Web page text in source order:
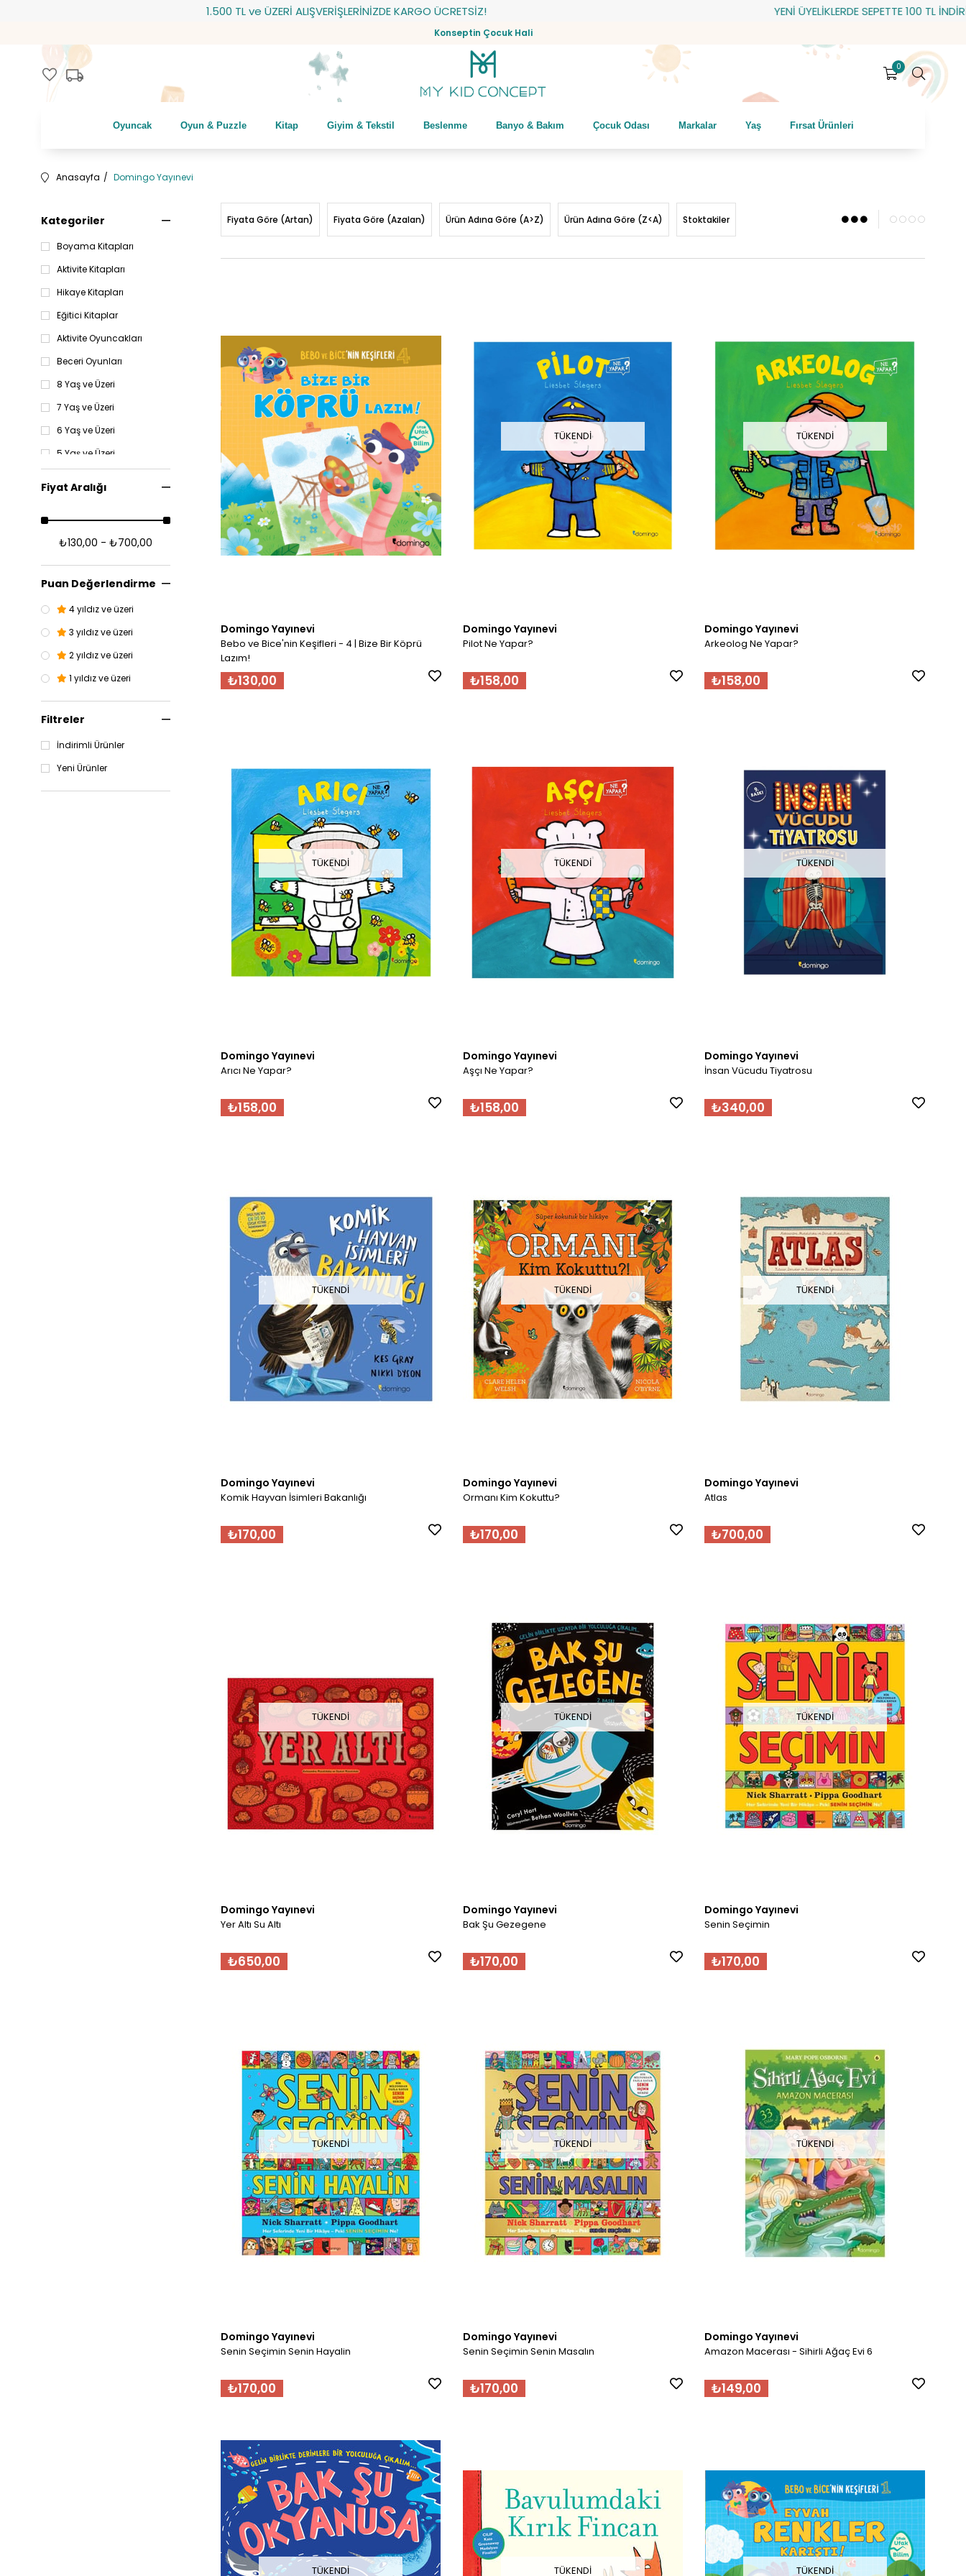
1.500 TL ve ÜZERİ ALIŞVERİŞLERİNİZDE KARGO ÜCRETSİZ! YENİ ÜYELİKLERDE SEPETTE 100 TL İNDİRİM! HEDİYE
Konseptin Çocuk Hali
favorite local_shipping 0
Oyuncak Oyun & Puzzle Kitap Giyim & Tekstil Beslenme Banyo & Bakım Çocuk Odası Markalar Yaş Fırsat Ürünleri
Anasayfa Domingo Yayınevi
Kategoriler
Boyama Kitapları
Aktivite Kitapları
Hikaye Kitapları
Eğitici Kitaplar
Aktivite Oyuncakları
Beceri Oyunları
8 Yaş ve Üzeri
7 Yaş ve Üzeri
6 Yaş ve Üzeri
5 Yaş ve Üzeri
TÜM ÜRÜNLER
Yaş
Kitap
Fiyat Aralığı
₺130,00 - ₺700,00
Puan Değerlendirme
4 yıldız ve üzeri
3 yıldız ve üzeri
2 yıldız ve üzeri
1 yıldız ve üzeri
Filtreler
İndirimli Ürünler
Yeni Ürünler
Fiyata Göre (Artan) Fiyata Göre (Azalan) Ürün Adına Göre (A>Z) Ürün Adına Göre (Z<A) Stoktakiler
Domingo Yayınevi
Bebo ve Bice'nin Keşifleri - 4 | Bize Bir Köprü
Lazım!
₺130,00
TÜKENDI
Domingo Yayınevi
Pilot Ne Yapar?
₺158,00
TÜKENDI
Domingo Yayınevi
Arkeolog Ne Yapar?
₺158,00
TÜKENDI
Domingo Yayınevi
Arıcı Ne Yapar?
₺158,00
TÜKENDI
Domingo Yayınevi
Aşçı Ne Yapar?
₺158,00
TÜKENDI
Domingo Yayınevi
İnsan Vücudu Tiyatrosu
₺340,00
TÜKENDI
Domingo Yayınevi
Komik Hayvan İsimleri Bakanlığı
₺170,00
TÜKENDI
Domingo Yayınevi
Ormanı Kim Kokuttu?
₺170,00
TÜKENDI
Domingo Yayınevi
Atlas
₺700,00
TÜKENDI
Domingo Yayınevi
Yer Altı Su Altı
₺650,00
TÜKENDI
Domingo Yayınevi
Bak Şu Gezegene
₺170,00
TÜKENDI
Domingo Yayınevi
Senin Seçimin
₺170,00
TÜKENDI
Domingo Yayınevi
Senin Seçimin Senin Hayalin
₺170,00
TÜKENDI
Domingo Yayınevi
Senin Seçimin Senin Masalın
₺170,00
TÜKENDI
Domingo Yayınevi
Amazon Macerası - Sihirli Ağaç Evi 6
₺149,00
TÜKENDI TÜKENDI TÜKENDI